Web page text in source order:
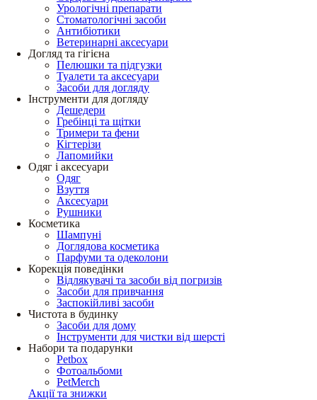
Урологічні препарати
Стоматологічні засоби
Антибіотики
Ветеринарні аксесуари
Догляд та гігієна
Пелюшки та підгузки
Туалети та аксесуари
Засоби для догляду
Інструменти для догляду
Дешедери
Гребінці та щітки
Тримери та фени
Кігтерізи
Лапомийки
Одяг і аксесуари
Одяг
Взуття
Аксесуари
Рушники
Косметика
Шампуні
Доглядова косметика
Парфуми та одеколони
Корекція поведінки
Відлякувачі та засоби від погризів
Засоби для привчання
Заспокійливі засоби
Чистота в будинку
Засоби для дому
Інструменти для чистки від шерсті
Набори та подарунки
Petbox
Фотоальбоми
PetMerch
Акції та знижки